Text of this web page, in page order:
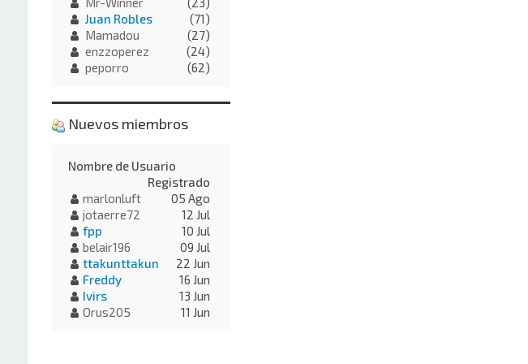
Juan Robles
(71)
Mamadou
(27)
enzzoperez
(24)
peporro
(62)
Nuevos miembros
Nombre de Usuario
Registrado
marlonluft
05 Ago
jotaerre72
12 Jul
fpp
10 Jul
belair196
09 Jul
ttakunttakun
22 Jun
Freddy
16 Jun
Ivirs
13 Jun
Orus205
11 Jun